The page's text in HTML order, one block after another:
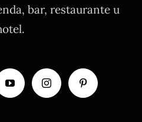
bar, restaurante u